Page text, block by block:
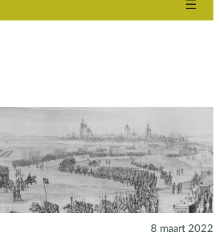
8 maart 2022